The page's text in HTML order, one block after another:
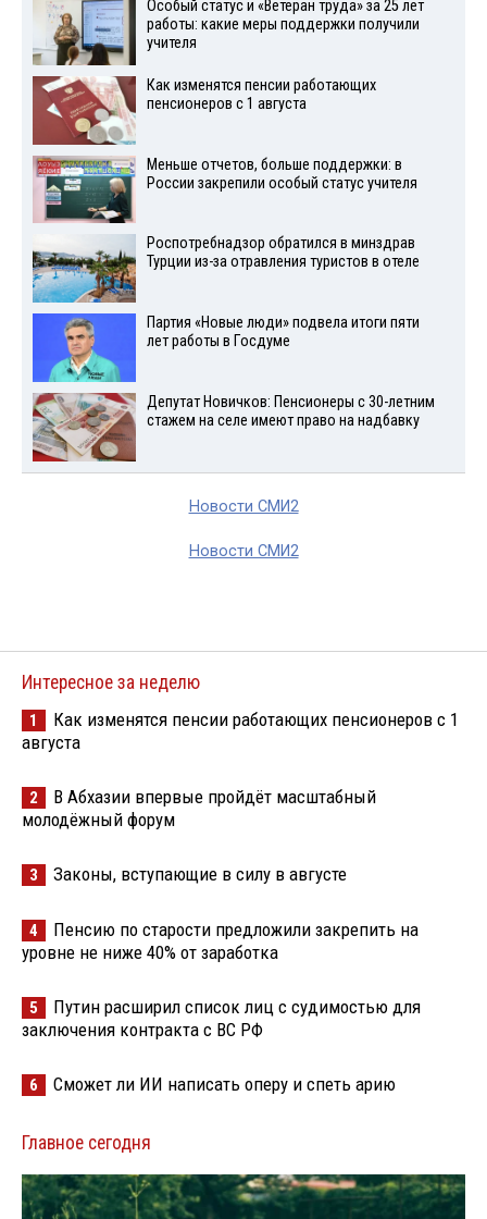
Особый статус и «Ветеран труда» за 25 лет
работы: какие меры поддержки получили
учителя
Как изменятся пенсии работающих
пенсионеров с 1 августа
Меньше отчетов, больше поддержки: в
России закрепили особый статус учителя
Роспотребнадзор обратился в минздрав
Турции из-за отравления туристов в отеле
Партия «Новые люди» подвела итоги пяти
лет работы в Госдуме
Депутат Новичков: Пенсионеры с 30-летним
стажем на селе имеют право на надбавку
Новости СМИ2
Новости СМИ2
Интересное за неделю
1
Как изменятся пенсии работающих пенсионеров с 1
августа
2
В Абхазии впервые пройдёт масштабный
молодёжный форум
3 Законы, вступающие в силу в августе
4
Пенсию по старости предложили закрепить на
уровне не ниже 40% от заработка
5
Путин расширил список лиц с судимостью для
заключения контракта с ВС РФ
6 Сможет ли ИИ написать оперу и спеть арию
Главное сегодня